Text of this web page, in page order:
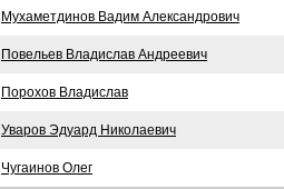
Мухаметдинов Вадим Александрович
Повельев Владислав Андреевич
Порохов Владислав
Уваров Эдуард Николаевич
Чугаинов Олег